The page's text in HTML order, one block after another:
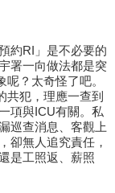
約RI」是不必要的
署一向做法都是突
？太奇怪了吧。
共犯，理應一查到
項與ICU有關。私
巡查消息、客觀上
卻無人追究責任，
是工照返、薪照